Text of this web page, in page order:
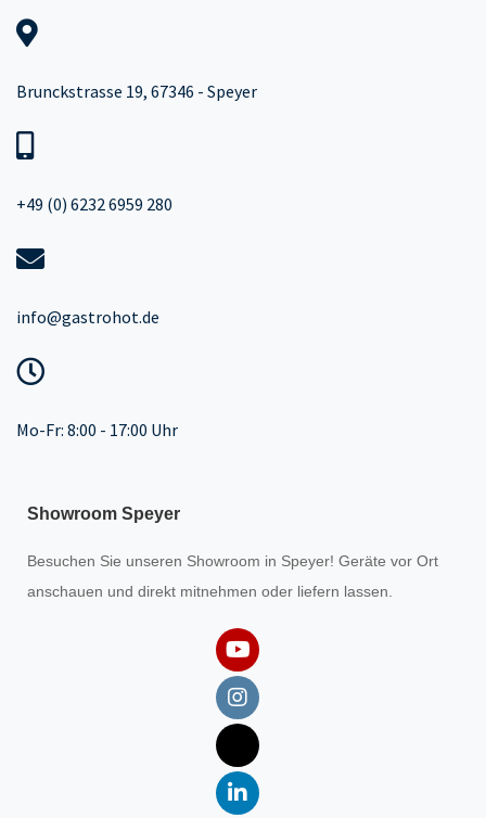
Brunckstrasse 19, 67346 - Speyer
+49 (0) 6232 6959 280
info@gastrohot.de
Mo-Fr: 8:00 - 17:00 Uhr
Showroom Speyer
Besuchen Sie unseren Showroom in Speyer! Geräte vor Ort
anschauen und direkt mitnehmen oder liefern lassen.